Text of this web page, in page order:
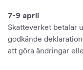
7-9 april
Skatteverket betalar
godkände
att göra ändringar